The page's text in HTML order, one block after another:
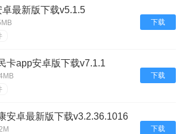
最新版下载v5.1.5
下载
卡app安卓版下载v7.1.1
下载
安卓最新版下载v3.2.36.1016
下载